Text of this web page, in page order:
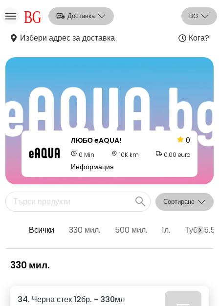
НО
Регистрация
Доставка BG
Избери адрес за доставка Кога?
ЛЮБО eAQUA! 0
0 Min 10K km 0.00 euro
Информация
Сортиране
Всички 330 мил. 500 мил. 1л. Туба
330 мил.
34. Черна стек 12бр. - 330мл